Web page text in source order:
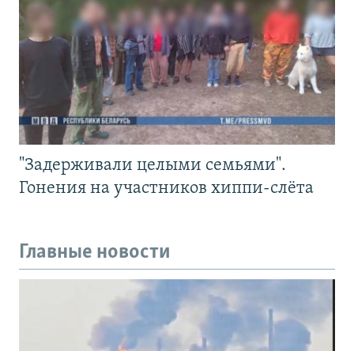
"Задерживали целыми семьями".
Гонения на участников хиппи-слёта
Главные новости